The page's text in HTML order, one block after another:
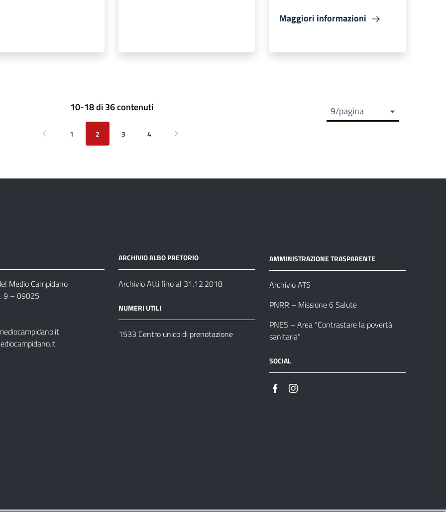
Maggiori informazioni
10-18 di 36 contenuti
Pagina precedente
1 2 3 4 Pagina successiva
9/pagina
Medio Campidano
9 – 09025
ARCHIVIO ALBO PRETORIO
Archivio Atti fino al 31.12.2018
NUMERI UTILI
1533 Centro unico di prenotazione
AMMINISTRAZIONE TRASPARENTE
Archivio ATS
PNRR – Missione 6 Salute
PNES – Area “Contrastare la povertà
sanitaria”
SOCIAL